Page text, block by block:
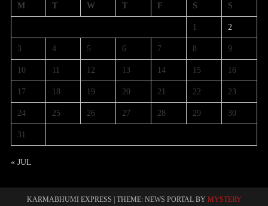
M T W T F S S
1 2
3 4 5 6 7 8 9
10 11 12 13 14 15 16
17 18 19 20 21 22 23
24 25 26 27 28 29 30
31
« JUL
KARMABHUMI EXPRESS | THEME: NEWS PORTAL BY MYSTERY